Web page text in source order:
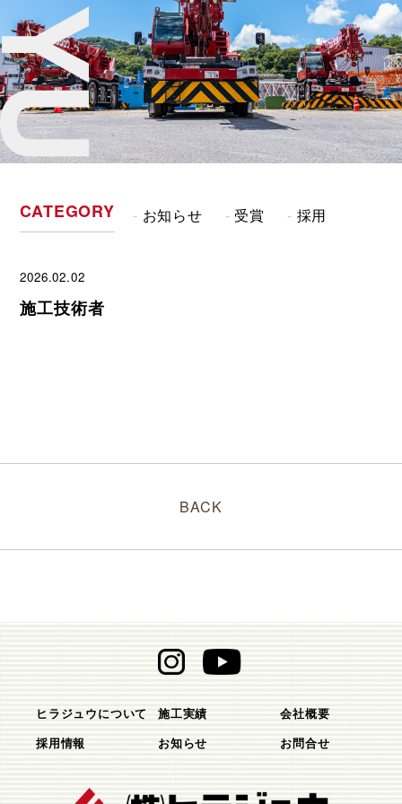
2026.02.02
施工技術者
CATEGORY お知らせ 受賞 採用
BACK
ヒラジュウについて 施工実績
会社概要
採用情報
お知らせ お問合せ